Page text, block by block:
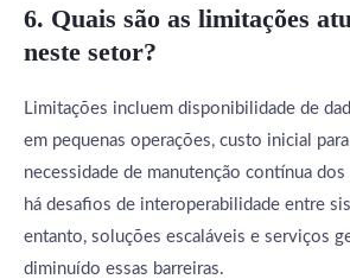
6. Quais são as limitações
neste setor?
Limitações incluem disponibilidade de
em pequenas operações, custo inicial
necessidade de manutenção contínua
há desafios de interoperabilidade entre
entanto, soluções escaláveis e serviços
diminuído essas barreiras.